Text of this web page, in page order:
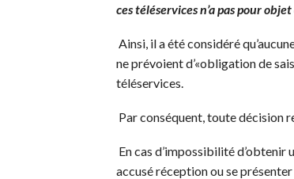
ces téléservices n’a pas pour
Ainsi, il a été considéré
ne prévoient d’«obligation de
téléservices.
Par conséquent, toute décision
En cas d’impossibilité
accusé réception ou se